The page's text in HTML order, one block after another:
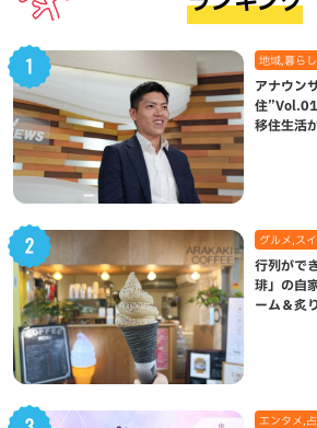
地域,暮ら
アナウン
住”Vol.01
移住生活
グルメ,ス
行列がで
琲」の自
ーム＆炙
エンタメ,